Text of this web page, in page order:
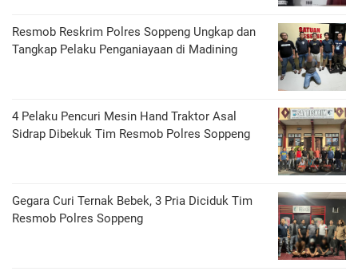
Resmob Reskrim Polres Soppeng Ungkap dan
Tangkap Pelaku Penganiayaan di Madining
4 Pelaku Pencuri Mesin Hand Traktor Asal
Sidrap Dibekuk Tim Resmob Polres Soppeng
Gegara Curi Ternak Bebek, 3 Pria Diciduk Tim
Resmob Polres Soppeng